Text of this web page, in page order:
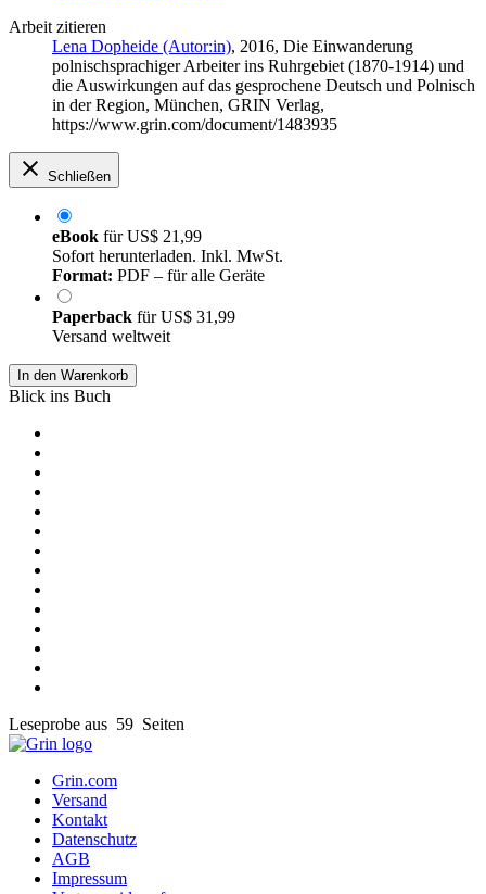
Arbeit zitieren
Lena Dopheide (Autor:in), 2016, Die Einwanderung
polnischsprachiger Arbeiter ins Ruhrgebiet (1870-1914) und
die Auswirkungen auf das gesprochene Deutsch und Polnisch
in der Region, München, GRIN Verlag,
https://www.grin.com/document/1483935
Schließen
eBook fürUS$ 21,99
Sofort herunterladen. Inkl. MwSt.
Format: PDF – für alle Geräte
Paperback fürUS$ 31,99
Versand weltweit
In den Warenkorb
Blick ins Buch